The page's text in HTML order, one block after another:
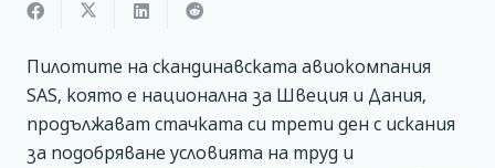
Пилотите на скандинавската авиокомпания
SAS, която е национална за Швеция и Дания,
продължават стачката си трети ден с искания
за подобряване условията на труд и